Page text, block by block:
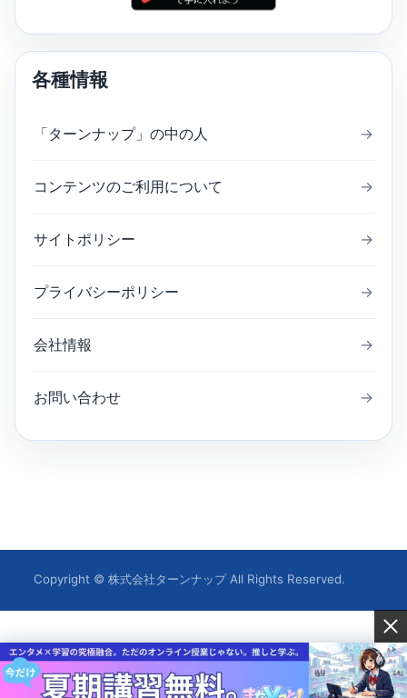
各種情報
「ターンナップ」の中の人 →
コンテンツのご利用について →
サイトポリシー →
プライバシーポリシー →
会社情報 →
お問い合わせ →
Copyright © 株式会社ターンナップ All Rights Reserved.